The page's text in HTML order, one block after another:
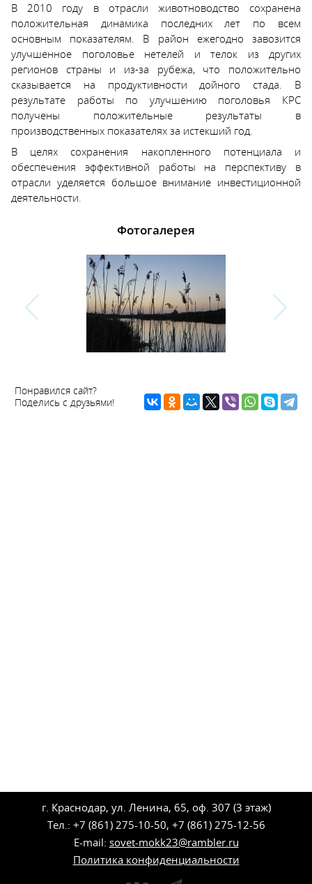
В 2010 году в отрасли животноводство сохранена
положительная динамика последних лет по всем
основным показателям. В район ежегодно завозится
улучшенное поголовье нетелей и телок из других
регионов страны и из-за рубежа, что положительно
сказывается на продуктивности дойного стада. В
результате работы по улучшению поголовья КРС
получены положительные результаты в
производственных показателях за истекший год.
В целях сохранения накопленного потенциала и
обеспечения эффективной работы на перспективу в
отрасли уделяется большое внимание инвестиционной
деятельности.
Фотогалерея
Понравился сайт?
Поделись с друзьями!
г. Краснодар, ул. Ленина, 65, оф. 307 (3 этаж)
Тел.: +7 (861) 275-10-50, +7 (861) 275-12-56
E-mail: sovet-mokk23@rambler.ru
Политика конфиденциальности